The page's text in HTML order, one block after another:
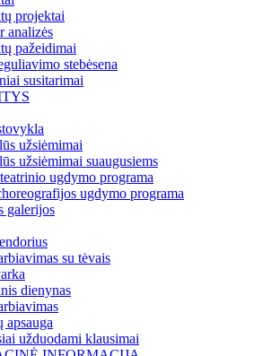
projektai
analizės
pažeidimai
stebėsena
susitarimai
užsiėmimai
užsiėmimai suaugusiems
ugdymo programa
ugdymo programa
galerijos
su tėvais
dienynas
apsauga
užduodami klausimai